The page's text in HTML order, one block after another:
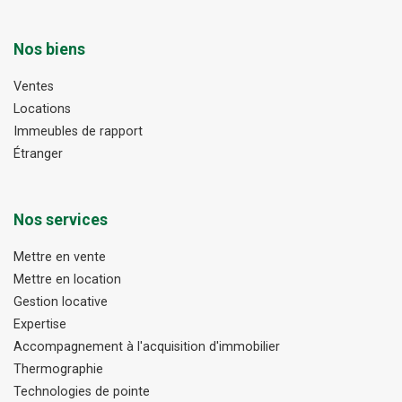
Nos biens
Ventes
Locations
Immeubles de rapport
Étranger
Nos services
Mettre en vente
Mettre en location
Gestion locative
Expertise
Accompagnement à l'acquisition d'immobilier
Thermographie
Technologies de pointe